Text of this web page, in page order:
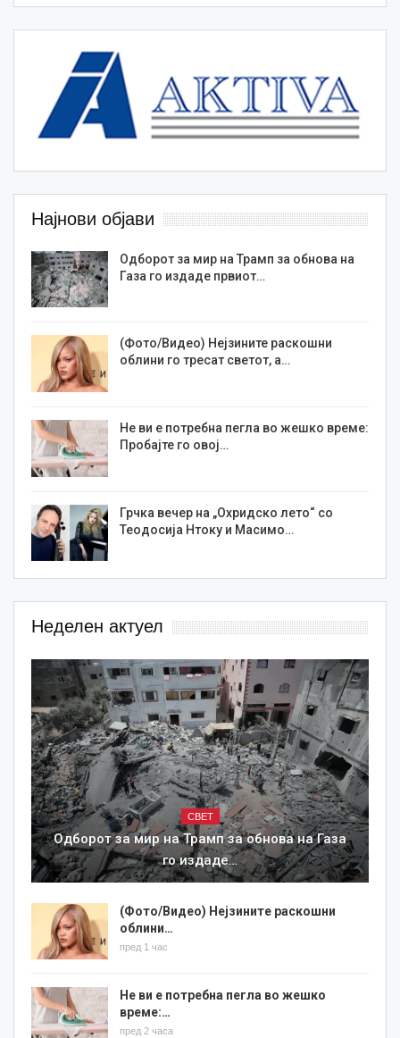
Најнови објави
Одборот за мир на Трамп за обнова на
Газа го издаде првиот…
(Фото/Видео) Нејзините раскошни
облини го тресат светот, а…
Не ви е потребна пегла во жешко време:
Пробајте го овој…
Грчка вечер на „Охридско лето“ со
Теодосија Нтоку и Масимо…
Неделен актуел
СВЕТ
Одборот за мир на Трамп за обнова на Газа
го издаде…
(Фото/Видео) Нејзините раскошни
облини…
пред 1 час
Не ви е потребна пегла во жешко
време:…
пред 2 часа